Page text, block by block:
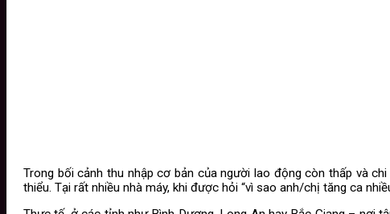
Trong bối cảnh thu nhập cơ bản của người lao động còn thấp và
thiểu. Tại rất nhiều nhà máy, khi được hỏi “vì sao anh/chị tăng ca